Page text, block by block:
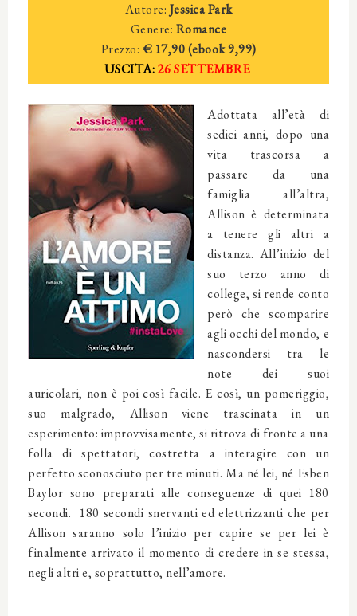
Autore: Jessica Park
Genere: Romance
Prezzo: € 17,90 (ebook9,99)
USCITA:26 SETTEMBRE
Adottata all’età di
sedici anni, dopo una
vita trascorsa a
passare da una
famiglia all’altra,
Allison è determinata
a tenere gli altri a
distanza. All’inizio del
suo terzo anno di
college, si rende conto
però che scomparire
agli occhi del mondo, e
nascondersi tra le
note dei suoi
auricolari, non è poi così facile. E così, un pomeriggio,
suo malgrado, Allison viene trascinata in un
esperimento: improvvisamente, si ritrova di fronte a una
folla di spettatori, costretta a interagire con un
perfetto sconosciuto per tre minuti. Ma né lei, né Esben
Baylor sono preparati alle conseguenze di quei 180
secondi. 180 secondi snervanti ed elettrizzanti che per
Allison saranno solo l’inizio per capire se per lei è
finalmente arrivato il momento di credere in se stessa,
negli altri e, soprattutto, nell’amore.